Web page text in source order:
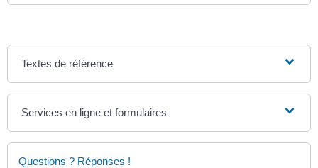
Textes de référence
Services en ligne et formulaires
Questions ? Réponses !